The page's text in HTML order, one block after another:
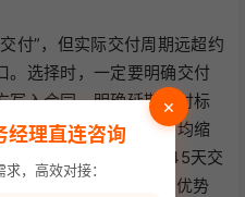
付”，但实际交付周期远超约
。选择时，一定要明确交付
写入合同，明确延期赔付标
程，交付周期比行业平均缩
付，复杂定制app30-45天交
业70%的准时交付率，优势
×
经理直连咨询
，高效对接：